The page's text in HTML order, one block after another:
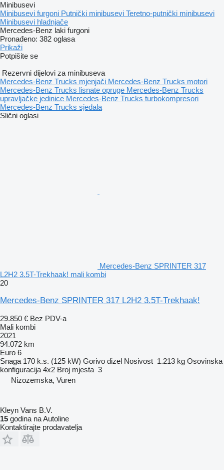
Minibusevi
Minibusevi furgoni Putnički minibusevi Teretno-putnički minibusevi
Minibusevi hladnjače
Mercedes-Benz laki furgoni
Pronađeno: 382 oglasa
Prikaži
Potpišite se
Rezervni dijelovi za minibuseva
Mercedes-Benz Trucks mjenjači Mercedes-Benz Trucks motori
Mercedes-Benz Trucks lisnate opruge Mercedes-Benz Trucks
upravljačke jedinice Mercedes-Benz Trucks turbokompresori
Mercedes-Benz Trucks sjedala
Slični oglasi
Mercedes-Benz SPRINTER 317
L2H2 3.5T-Trekhaak! mali kombi
20
Mercedes-Benz SPRINTER 317 L2H2 3.5T-Trekhaak!
29.850 € Bez PDV-a
Mali kombi
2021
94.072 km
Euro 6
Snaga 170 k.s. (125 kW) Gorivo dizel Nosivost 1.213 kg Osovinska
konfiguracija 4x2 Broj mjesta 3
Nizozemska, Vuren
Kleyn Vans B.V.
15 godina na Autoline
Kontaktirajte prodavatelja